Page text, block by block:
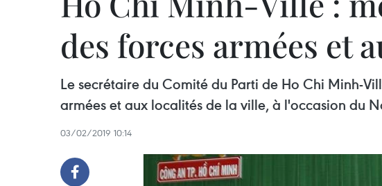
des forces armées et
Le secrétaire du Comité du Parti de Ho Chi Minh-
armées et aux localités de la ville, à l'occasion du
03/02/2019 10:14